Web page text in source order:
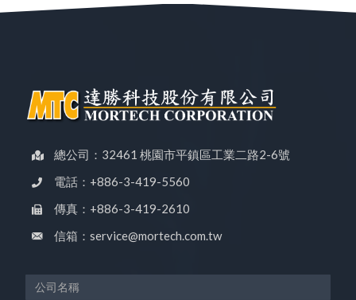
總公司：32461 桃園市平鎮區工業二路2-6號
電話：+886-3-419-5560
傳真：+886-3-419-2610
信箱：service@mortech.com.tw